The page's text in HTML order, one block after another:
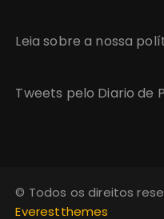
Leia sobre a nossa
Tweets pelo Diario de
© Todos os direitos
Everestthemes